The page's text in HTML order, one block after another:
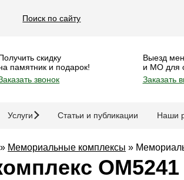
Поиск по сайту
скидку
памятник и подарок!
звонок
Выезд
и МО для
Заказать
Услуги Статьи и публикации Наши
» Мемориальные комплексы »
OM5241